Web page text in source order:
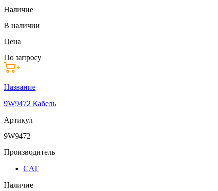
Наличие
В наличии
Цена
По запросу
Название
9W9472 Кабель
Артикул
9W9472
Производитель
CAT
Наличие